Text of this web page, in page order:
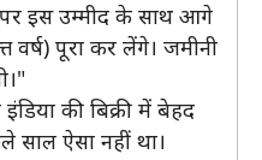
इस उम्मीद के साथ आगे
वर्ष) पूरा कर लेंगे। जमीनी
की बिक्री में बेहद
साल ऐसा नहीं था।